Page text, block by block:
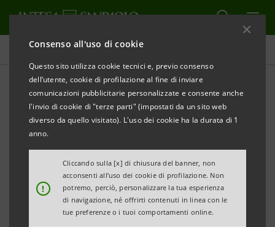
Consenso all'uso di cookie
Questo sito utilizza cookie tecnici e, previo consenso
dell’utente, cookie di profilazione al fine di inviare
comunicazioni pubblicitarie personalizzate e consente anche
l'invio di cookie di "terze parti" (impostati da un sito web
diverso da quello visitato). L'uso dei cookie ha la durata di 1
anno.
!
Cliccando sulla [x] di chiusura del banner, non
acconsenti all’uso dei cookie di profilazione. Non
potremo, perciò, personalizzare la tua esperienza
di navigazione, né offrirti contenuti in linea con le
tue preferenze o i tuoi comportamenti online.
Comunicati stampa
STAMPA AGGIORNA
Milano, 23 dicembre 2002
previsto nel Piano d’Impresa 2003-2005, ha
completato la prima fase di un’operazione di
cartolarizzazione, con la cessione pro soluto di un
portafoglio di mutui fondiari residenzialiperforming